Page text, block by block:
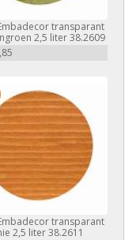
transparant
2,5 liter 38.2609
transparant
2,5 liter 38.2611